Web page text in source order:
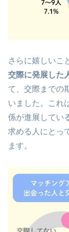
さらに嬉しいこ
交際に発展した
て、交際までの
いました。これ
係が進展してい
求める人にとっ
ます。